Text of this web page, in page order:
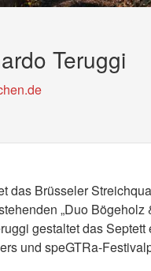
Teruggi
das Brüsseler
„Duo Bögeholz
gestaltet das Septett
und speGTRa-